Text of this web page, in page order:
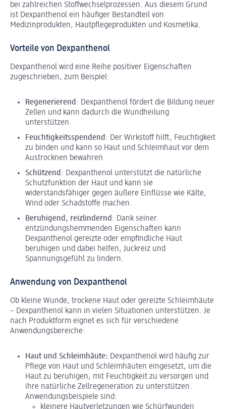
bei zahlreichen Stoffwechselprozessen. Aus diesem Grund
ist Dexpanthenol ein häufiger Bestandteil von
Medizinprodukten, Hautpflegeprodukten und Kosmetika.
Vorteile von Dexpanthenol
Dexpanthenol wird eine Reihe positiver Eigenschaften
zugeschrieben, zum Beispiel:
Regenerierend: Dexpanthenol fördert die Bildung neuer
Zellen und kann dadurch die Wundheilung
unterstützen.
Feuchtigkeitsspendend: Der Wirkstoff hilft, Feuchtigkeit
zu binden und kann so Haut und Schleimhaut vor dem
Austrocknen bewahren.
Schützend: Dexpanthenol unterstützt die natürliche
Schutzfunktion der Haut und kann sie
widerstandsfähiger gegen äußere Einflüsse wie Kälte,
Wind oder Schadstoffe machen.
Beruhigend, reizlindernd: Dank seiner
entzündungshemmenden Eigenschaften kann
Dexpanthenol gereizte oder empfindliche Haut
beruhigen und dabei helfen, Juckreiz und
Spannungsgefühl zu lindern.
Anwendung von Dexpanthenol
Ob kleine Wunde, trockene Haut oder gereizte Schleimhäute
– Dexpanthenol kann in vielen Situationen unterstützen. Je
nach Produktform eignet es sich für verschiedene
Anwendungsbereiche:
Haut und Schleimhäute: Dexpanthenol wird häufig zur
Pflege von Haut und Schleimhäuten eingesetzt, um die
Haut zu beruhigen, mit Feuchtigkeit zu versorgen und
ihre natürliche Zellregeneration zu unterstützen.
Anwendungsbeispiele sind:
kleinere Hautverletzungen wie Schürfwunden